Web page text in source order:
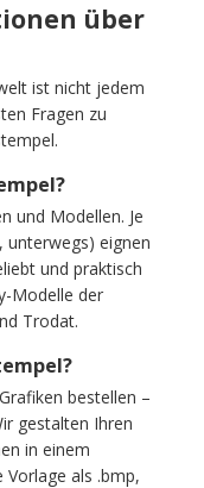
über
ist nicht jedem
Fragen zu
und Modellen. Je
unterwegs) eignen
und praktisch
Modelle der
Trodat.
bestellen –
gestalten Ihren
in einem
als .bmp,